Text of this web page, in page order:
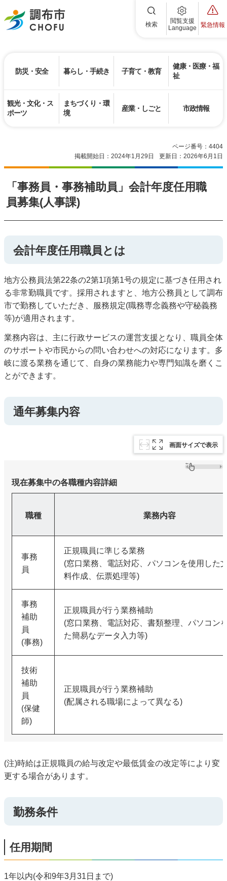
調布市 検索
閲覧支援
Language
緊急情報
防災・安全 暮らし・手続き 子育て・教育
健康・医療・福
祉
観光・文化・ス
ポーツ
まちづくり・環
境
産業・しごと 市政情報
ページ番号：4404
掲載開始日：2024年1月29日
更新日：2026年6月1日
「事務員・事務補助員」会計年度任用職
員募集(人事課)
会計年度任用職員とは
地方公務員法第22条の2第1項第1号の規定に基づき任用され
る非常勤職員です。採用されますと、地方公務員として調布
市で勤務していただき、服務規定(職務専念義務や守秘義務
等)が適用されます。
業務内容は、主に行政サービスの運営支援となり、職員全体
のサポートや市民からの問い合わせへの対応になります。多
岐に渡る業務を通じて、自身の業務能力や専門知識を磨くこ
とができます。
通年募集内容
画面サイズで表示
現在募集中の各職種内容詳細
職種 業務内容
事務
員
正規職員に準じる業務
(窓口業務、電話対応、パソコンを使用した
料作成、伝票処理等)
事務
補助
員
(事務)
正規職員が行う業務補助
(窓口業務、電話対応、書類整理、パソコン
た簡易なデータ入力等)
技術
補助
員
(保健
師)
正規職員が行う業務補助
(配属される職場によって異なる)
(注)時給は正規職員の給与改定や最低賃金の改定等により変
更する場合があります。
勤務条件
任用期間
1年以内(令和9年3月31日まで)